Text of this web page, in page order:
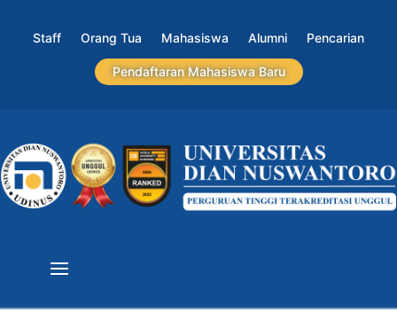
Staff Orang Tua Mahasiswa Alumni Pencarian
Pendaftaran Mahasiswa Baru